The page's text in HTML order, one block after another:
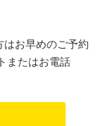
はお早めのご予約
またはお電話